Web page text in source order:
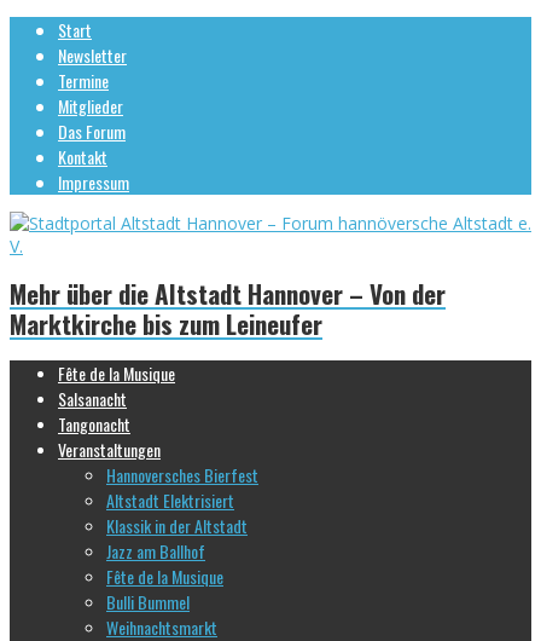
Start
Newsletter
Termine
Mitglieder
Das Forum
Kontakt
Impressum
Mehr über die Altstadt Hannover – Von der
Marktkirche bis zum Leineufer
Fête de la Musique
Salsanacht
Tangonacht
Veranstaltungen
Hannoversches Bierfest
Altstadt Elektrisiert
Klassik in der Altstadt
Jazz am Ballhof
Fête de la Musique
Bulli Bummel
Weihnachtsmarkt